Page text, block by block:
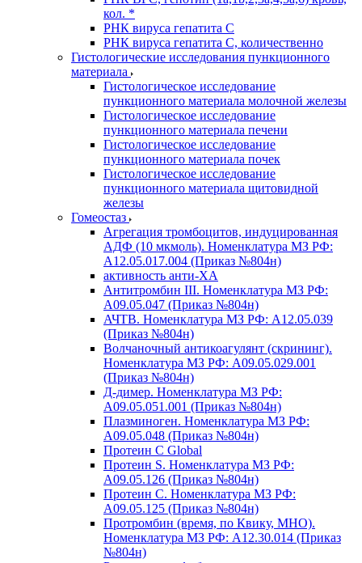
кол. *
РНК вируса гепатита C
РНК вируса гепатита C, количественно
Гистологические исследования пункционного
материала
Гистологическое исследование
пункционного материала молочной железы
Гистологическое исследование
пункционного материала печени
Гистологическое исследование
пункционного материала почек
Гистологическое исследование
пункционного материала щитовидной
железы
Гомеостаз
Агрегация тромбоцитов, индуцированная
АДФ (10 мкмоль). Номенклатура МЗ РФ:
A12.05.017.004 (Приказ №804н)
активность анти-ХА
Антитромбин III. Номенклатура МЗ РФ:
A09.05.047 (Приказ №804н)
АЧТВ. Номенклатура МЗ РФ: A12.05.039
(Приказ №804н)
Волчаночный антикоагулянт (скрининг).
Номенклатура МЗ РФ: A09.05.029.001
(Приказ №804н)
Д-димер. Номенклатура МЗ РФ:
A09.05.051.001 (Приказ №804н)
Плазминоген. Номенклатура МЗ РФ:
A09.05.048 (Приказ №804н)
Протеин C Global
Протеин S. Номенклатура МЗ РФ:
A09.05.126 (Приказ №804н)
Протеин С. Номенклатура МЗ РФ:
A09.05.125 (Приказ №804н)
Протромбин (время, по Квику, МНО).
Номенклатура МЗ РФ: A12.30.014 (Приказ
№804н)